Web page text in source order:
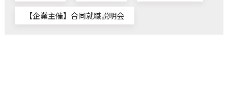
【企業主催】合同就職説明会